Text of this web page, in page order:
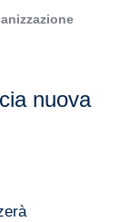
nuova